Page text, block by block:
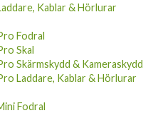
Kablar & Hörlurar
Fodral
Skal
Skärmskydd & Kameraskydd
Laddare, Kablar & Hörlurar
Fodral